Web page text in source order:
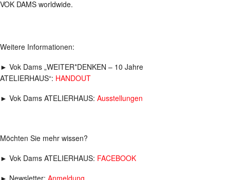
VOK DAMS worldwide.
Weitere Informationen:
► Vok Dams „WEITER*DENKEN – 10 Jahre
ATELIERHAUS“: HANDOUT
► Vok Dams ATELIERHAUS: Ausstellungen
Möchten Sie mehr wissen?
► Vok Dams ATELIERHAUS: FACEBOOK
► Newsletter: Anmeldung